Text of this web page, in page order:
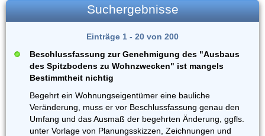
Suchergebnisse
Einträge 1 - 20 von 200
Beschlussfassung zur Genehmigung des "Ausbaus
des Spitzbodens zu Wohnzwecken" ist mangels
Bestimmtheit nichtig
Begehrt ein Wohnungseigentümer eine bauliche
Veränderung, muss er vor Beschlussfassung genau den
Umfang und das Ausmaß der begehrten Änderung, ggfls.
unter Vorlage von Planungsskizzen, Zeichnungen und